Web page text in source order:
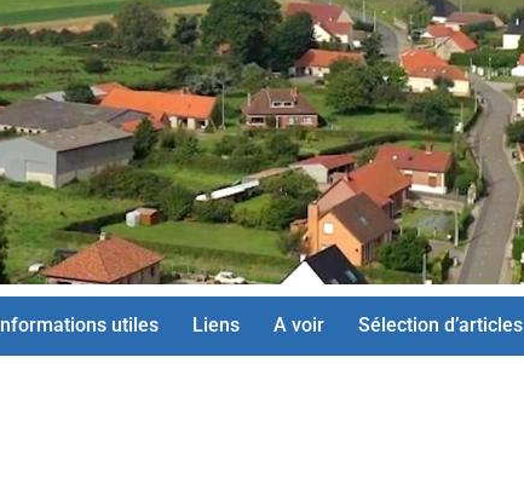
Informations utiles Liens A voir Sélection d’articles